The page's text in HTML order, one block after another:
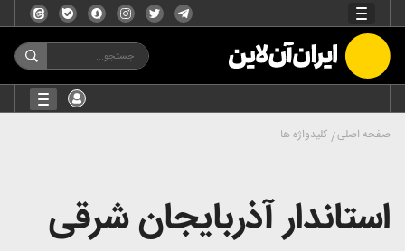
صفحه اصلی کلیدواژه ها
استاندار آذربایجان شرقی